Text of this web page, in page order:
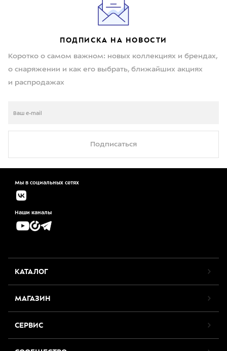
ПОДПИСКА НА НОВОСТИ
Коротко о самом важном: новых коллекциях и брендах,
о снаряжении и как его выбрать, ближайших акциях
и распродажах
Подписаться
Мы в социальных сетях
Наши каналы
КАТАЛОГ
МАГАЗИН
СЕРВИС